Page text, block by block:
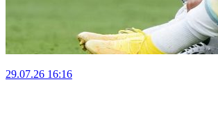
29.07.26 16:16